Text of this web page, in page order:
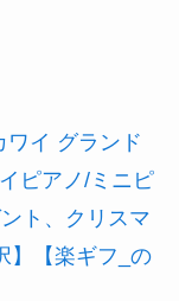
ワイ グランド
ピアノ/ミニピ
ト、クリスマ
】【楽ギフ_の